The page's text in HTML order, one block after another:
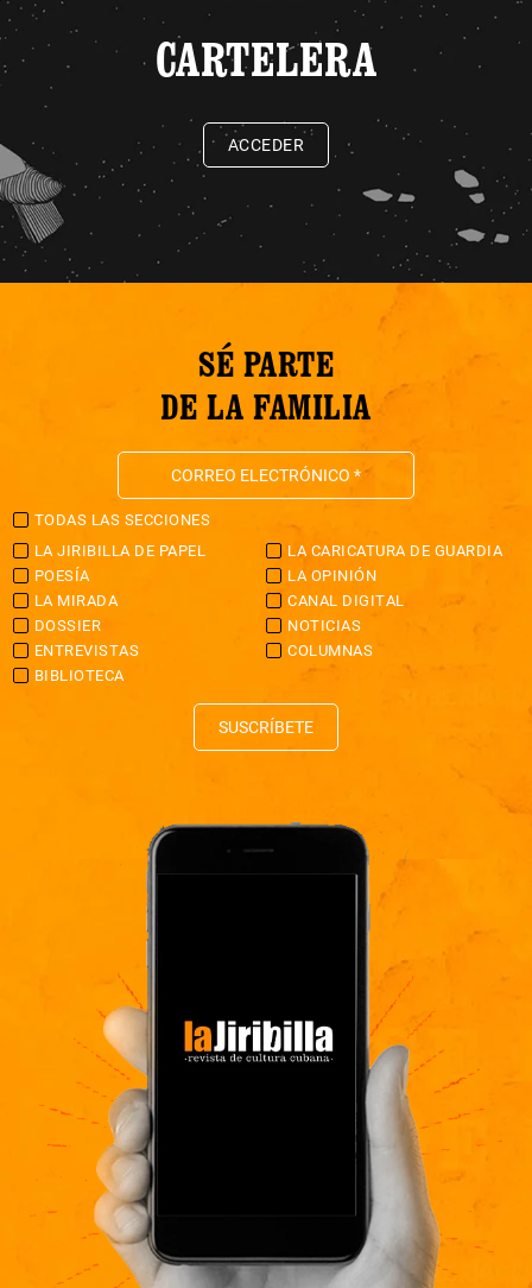
CARTELERA
ACCEDER
SÉ PARTE
DE LA FAMILIA
TODAS LAS SECCIONES
LA JIRIBILLA DE PAPEL
LA CARICATURA DE GUARDIA
POESÍA
LA OPINIÓN
LA MIRADA
CANAL DIGITAL
DOSSIER
NOTICIAS
ENTREVISTAS
COLUMNAS
BIBLIOTECA
SUSCRÍBETE